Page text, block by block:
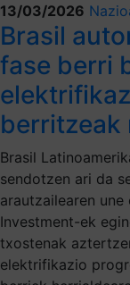
13/03/2026
Brasil
fase berri
berritzeak
Brasil
sendotzen ari da
arautzailearen une
Investment-ek
txostenak
elektrifikazio